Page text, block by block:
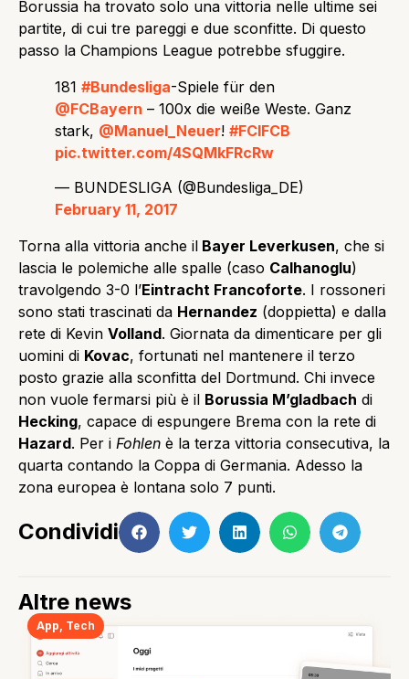
Borussia ha trovato solo una vittoria nelle ultime sei
partite, di cui tre pareggi e due sconfitte. Di questo
passo la Champions League potrebbe sfuggire.
181 #Bundesliga-Spiele für den
@FCBayern – 100x die weiße Weste. Ganz
stark, @Manuel_Neuer! #FCIFCB
pic.twitter.com/4SQMkFRcRw
— BUNDESLIGA (@Bundesliga_DE)
February 11, 2017
Torna alla vittoria anche il Bayer Leverkusen, che si
lascia le polemiche alle spalle (caso Calhanoglu)
travolgendo 3-0 l’Eintracht Francoforte. I rossoneri
sono stati trascinati da Hernandez (doppietta) e dalla
rete di Kevin Volland. Giornata da dimenticare per gli
uomini di Kovac, fortunati nel mantenere il terzo
posto grazie alla sconfitta del Dortmund. Chi invece
non vuole fermarsi più è il Borussia M’gladbach di
Hecking, capace di espungere Brema con la rete di
Hazard. Per i Fohlen è la terza vittoria consecutiva, la
quarta contando la Coppa di Germania. Adesso la
zona europea è lontana solo 7 punti.
Condividi
Altre news
App Tech